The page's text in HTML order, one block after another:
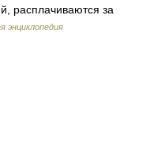
расплачиваются за
энциклопедия